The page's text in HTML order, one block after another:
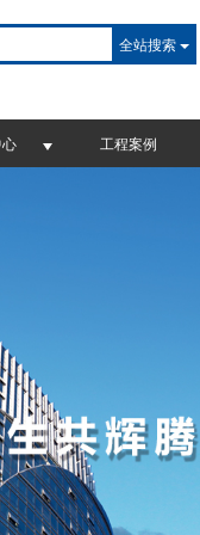
全站搜索
工程案例